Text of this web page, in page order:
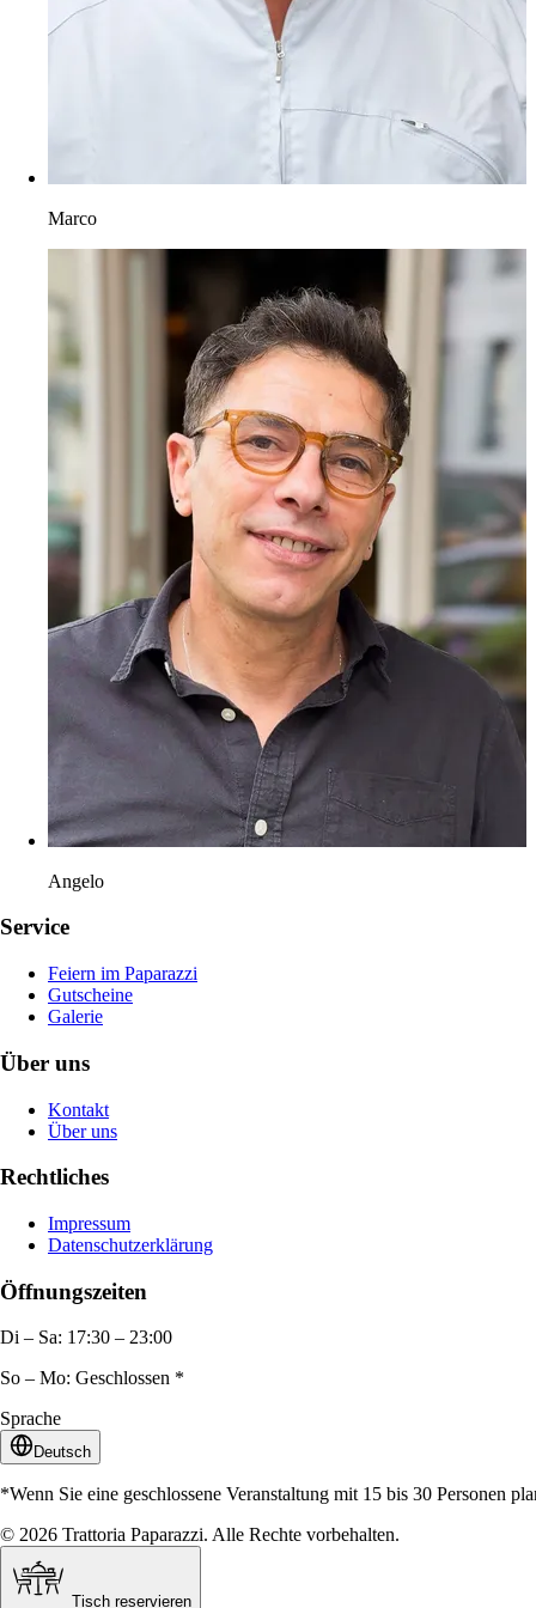
Marco
Angelo
Service
Feiern im Paparazzi
Gutscheine
Galerie
Über uns
Kontakt
Über uns
Rechtliches
Impressum
Datenschutzerklärung
Öffnungszeiten
Di – Sa: 17:30 – 23:00
So – Mo: Geschlossen *
Sprache
Deutsch
*Wenn Sie eine geschlossene Veranstaltung mit 15 bis 30 Personen
© 2026 Trattoria Paparazzi. Alle Rechte vorbehalten.
Tisch reservieren